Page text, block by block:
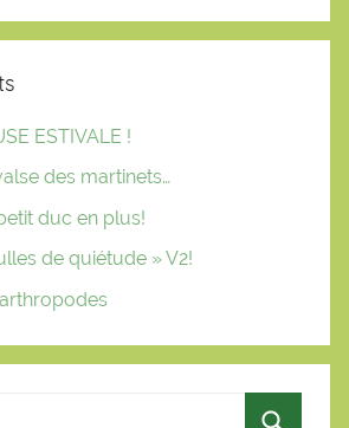
ESTIVALE !
des martinets…
duc en plus!
de quiétude » V2!